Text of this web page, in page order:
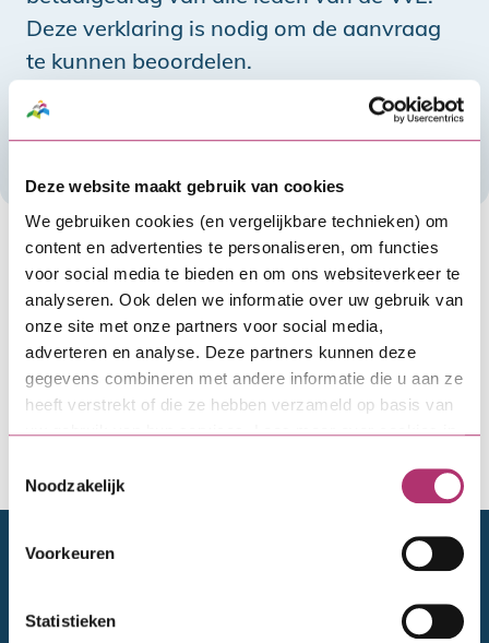
Deze website maakt gebruik van cookies
We gebruiken cookies (en vergelijkbare technieken) om
content en advertenties te personaliseren, om functies
voor social media te bieden en om ons websiteverkeer te
analyseren. Ook delen we informatie over uw gebruik van
onze site met onze partners voor social media,
adverteren en analyse. Deze partners kunnen deze
gegevens combineren met andere informatie die u aan ze
heeft verstrekt of die ze hebben verzameld op basis van
uw gebruik van hun services. Lees meer over cookies in
Noodzakelijk
Voorkeuren
Statistieken
Deze verklaring is nodig om de aanvraag
te kunnen beoordelen.
Vul de verklaring meteen in
In de ‘Verklaring betaalgedrag VvE-leden’ vertel je
meer over of alle VvE-leden hun maandelijkse
kosten betalen. En of er leden zijn met een
achterstand. Dat is belangrijke informatie voor ons,
om jullie het geld op een verantwoorde manier uit
te lenen. De ingevulde verklaring stuur je mee met
de leningaanvraag.
Verklaring Betaalgedrag VvE-leden
Doelgroepen